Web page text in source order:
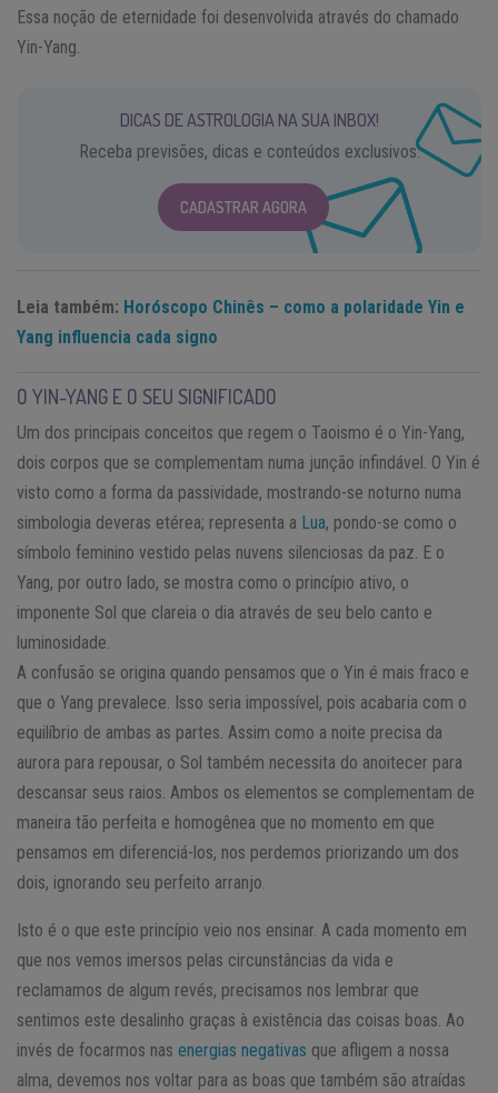
Essa noção de eternidade foi desenvolvida através do chamado
Yin-Yang.
DICAS DE ASTROLOGIA NA SUA INBOX!
Receba previsões, dicas e conteúdos exclusivos.
CADASTRAR AGORA
Leia também: Horóscopo Chinês – como a polaridade Yin e
Yang influencia cada signo
O YIN-YANG E O SEU SIGNIFICADO
Um dos principais conceitos que regem o Taoismo é o Yin-Yang,
dois corpos que se complementam numa junção infindável. O Yin é
visto como a forma da passividade, mostrando-se noturno numa
simbologia deveras etérea; representa a Lua, pondo-se como o
símbolo feminino vestido pelas nuvens silenciosas da paz. E o
Yang, por outro lado, se mostra como o princípio ativo, o
imponente Sol que clareia o dia através de seu belo canto e
luminosidade.
A confusão se origina quando pensamos que o Yin é mais fraco e
que o Yang prevalece. Isso seria impossível, pois acabaria com o
equilíbrio de ambas as partes. Assim como a noite precisa da
aurora para repousar, o Sol também necessita do anoitecer para
descansar seus raios. Ambos os elementos se complementam de
maneira tão perfeita e homogênea que no momento em que
pensamos em diferenciá-los, nos perdemos priorizando um dos
dois, ignorando seu perfeito arranjo.
Isto é o que este princípio veio nos ensinar. A cada momento em
que nos vemos imersos pelas circunstâncias da vida e
reclamamos de algum revés, precisamos nos lembrar que
sentimos este desalinho graças à existência das coisas boas. Ao
invés de focarmos nas energias negativas que afligem a nossa
alma, devemos nos voltar para as boas que também são atraídas